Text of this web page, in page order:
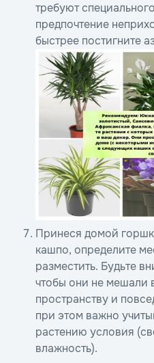
требуют
предпочтение
быстрее постигните
Принеся домой
кашпо, определите
разместить. Будьте
чтобы они не
пространству и
при этом важно
растению условия
влажность).